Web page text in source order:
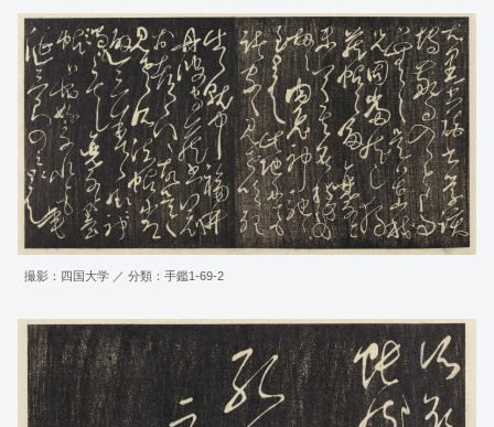
撮影：四国大学 ／ 分類：手鑑1-69-2